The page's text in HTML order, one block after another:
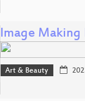
Image Making
Art & Beauty